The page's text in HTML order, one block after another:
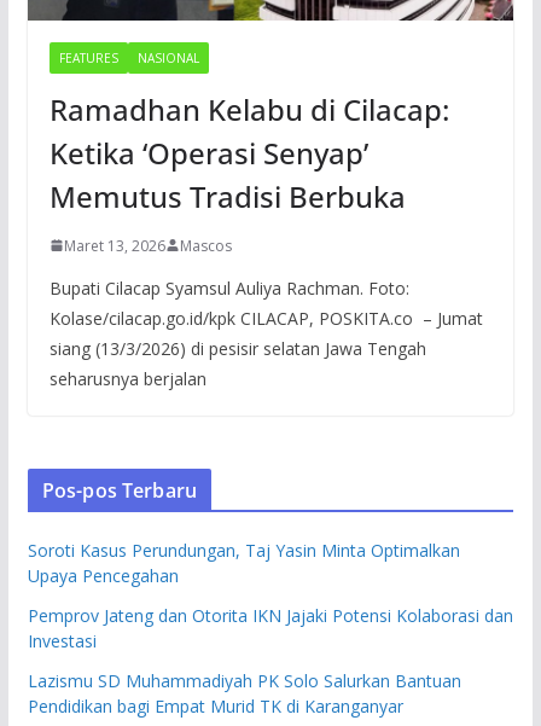
FEATURES NASIONAL
Ramadhan Kelabu di Cilacap:
Ketika ‘Operasi Senyap’
Memutus Tradisi Berbuka
Maret 13, 2026 Mascos
Bupati Cilacap Syamsul Auliya Rachman. Foto:
Kolase/cilacap.go.id/kpk CILACAP, POSKITA.co – Jumat
siang (13/3/2026) di pesisir selatan Jawa Tengah
seharusnya berjalan
Pos-pos Terbaru
Soroti Kasus Perundungan, Taj Yasin Minta Optimalkan
Upaya Pencegahan
Pemprov Jateng dan Otorita IKN Jajaki Potensi Kolaborasi dan
Investasi
Lazismu SD Muhammadiyah PK Solo Salurkan Bantuan
Pendidikan bagi Empat Murid TK di Karanganyar